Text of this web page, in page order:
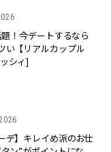
！今デートするなら
い【リアルカップル
シィ]
デ】キレイめ派のお仕